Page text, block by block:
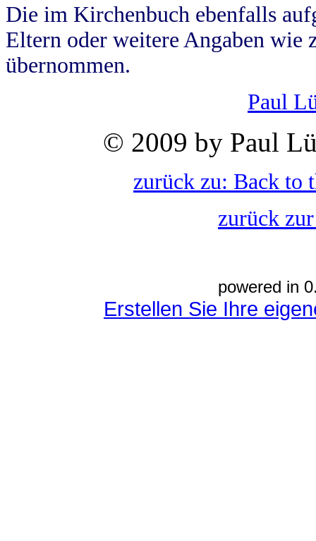
Die im Kirchenbuch ebenfalls
Eltern oder weitere Angaben wie
übernommen.
Paul
© 2009 by Paul
zurück zu: Back to
zurück
powered in
Erstellen Sie Ihre